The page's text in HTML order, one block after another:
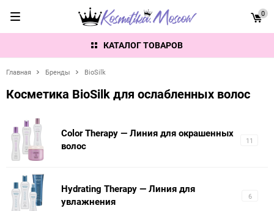
КАТАЛОГ ТОВАРОВ
0
Главная Бренды BioSilk
Косметика BioSilk для ослабленных волос
11
Color Therapy — Линия для окрашенных
волос
6
Hydrating Therapy — Линия для
увлажнения